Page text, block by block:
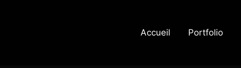
Accueil Portfolio